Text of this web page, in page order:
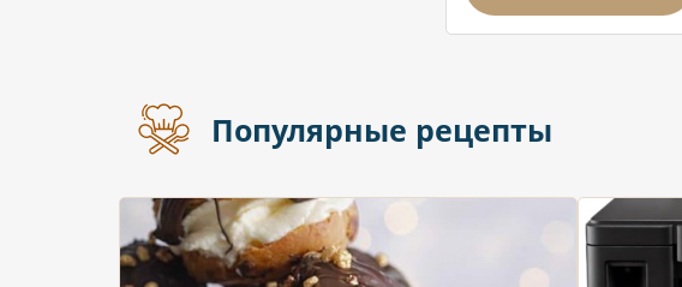
Популярные рецепты